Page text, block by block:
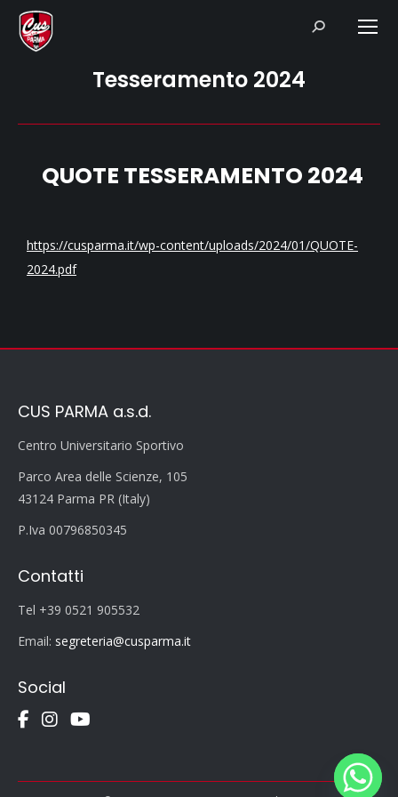
Search:
Tesseramento 2024
QUOTE TESSERAMENTO 2024
https://cusparma.it/wp-content/uploads/2024/01/QUOTE-
2024.pdf
CUS PARMA a.s.d.
Centro Universitario Sportivo
Parco Area delle Scienze, 105
43124 Parma PR (Italy)
P.Iva 00796850345
Contatti
Tel +39 0521 905532
Email: segreteria@cusparma.it
Social